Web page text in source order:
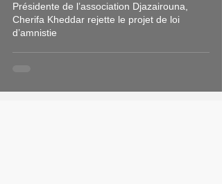
Présidente de l’association Djazairouna,
Cherifa Kheddar rejette le projet de loi
d’amnistie